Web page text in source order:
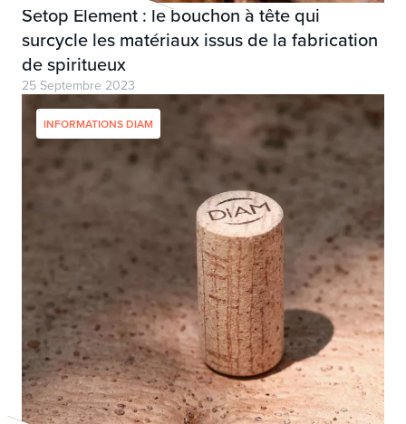
Setop Element : le bouchon à tête qui
surcycle les matériaux issus de la fabrication
de spiritueux
25 Septembre 2023
INFORMATIONS DIAM